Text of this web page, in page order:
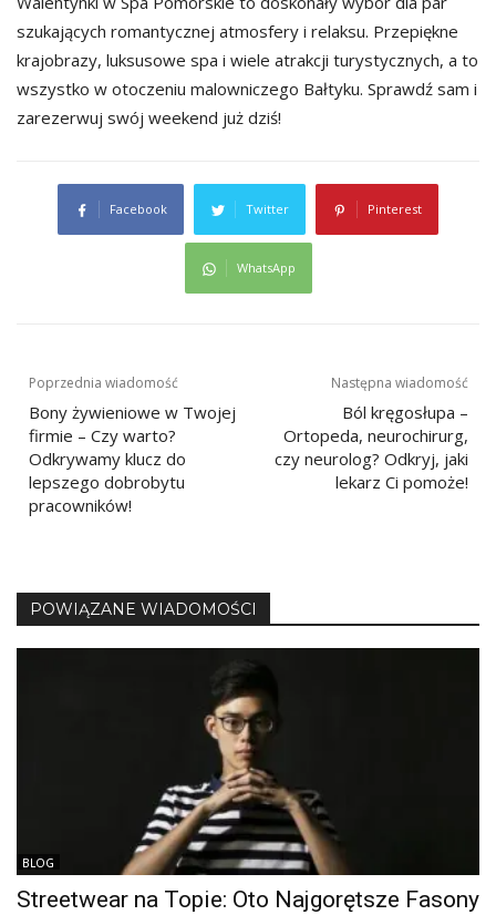
szukających romantycznej atmosfery i relaksu. Przepiękne
krajobrazy, luksusowe spa i wiele atrakcji turystycznych, a to
wszystko w otoczeniu malowniczego Bałtyku. Sprawdź sam i
zarezerwuj swój weekend już dziś!
Facebook Twitter Pinterest
WhatsApp
Nawigacja
wpisu
Poprzednia wiadomość
Bony żywieniowe w Twojej
firmie – Czy warto?
Odkrywamy klucz do
lepszego dobrobytu
pracowników!
Następna wiadomość
Ból kręgosłupa –
Ortopeda, neurochirurg,
czy neurolog? Odkryj, jaki
lekarz Ci pomoże!
POWIĄZANE WIADOMOŚCI
BLOG
Streetwear na Topie: Oto Najgorętsze Fasony